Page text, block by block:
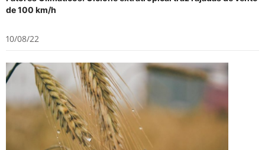
de 100 km/h
10/08/22